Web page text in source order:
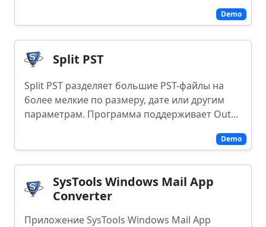
Demo
Demo
Split PST
Split PST разделяет большие PST-файлы на
более мелкие по размеру, дате или другим
параметрам. Программа поддерживает Out...
SysTools Windows Mail App
Converter
Приложение SysTools Windows Mail App